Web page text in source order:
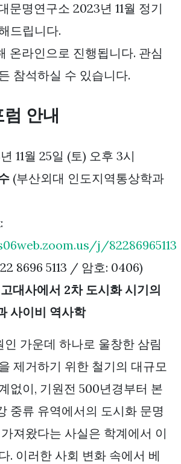
문명연구소 2023년 11월 정기
드립니다.
온라인으로 진행됩니다. 관심
참석하실 수 있습니다.
럼 안내
11월 25일 (토) 오후 3시
(부산외대 인도지역통상학과
j/82286965113
8696 5113 / 암호: 0406)
대사에서 2차 도시화 시기의
사이비 역사학
가운데 하나로 울창한 삼림
제거하기 위한 철기의 대규모
없이, 기원전 500년경부터 본
중류 유역에서의 도시화 문명
져왔다는 사실은 학계에서 이
. 이러한 사회 변화 속에서 베